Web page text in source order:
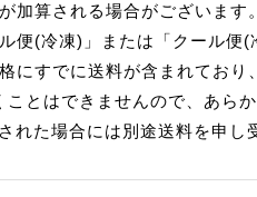
算される場合がございます。
(冷凍)」または「クール便(
すでに送料が含まれてお
とはできませんので、あらか
た場合には別途送料を申し